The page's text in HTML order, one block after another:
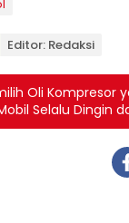
Editor: Redaksi
Oli Kompresor
Selalu Dingin